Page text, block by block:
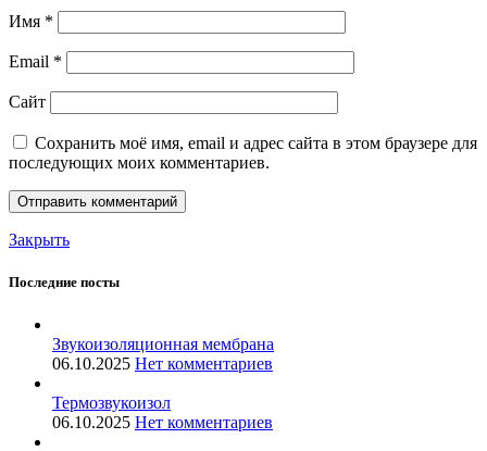
Имя *
Email *
Сайт
Сохранить моё имя, email и адрес сайта в этом браузере для
последующих моих комментариев.
Закрыть
Последние посты
Звукоизоляционная мембрана
06.10.2025 Нет комментариев
Термозвукоизол
06.10.2025 Нет комментариев